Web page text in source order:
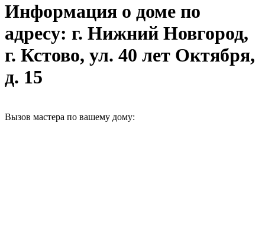
Информация о доме по
адресу: г. Нижний Новгород,
г. Кстово, ул. 40 лет Октября,
д. 15
Вызов мастера по вашему дому: